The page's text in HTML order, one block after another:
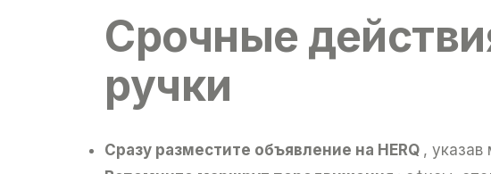
Срочные
ручки
Cразу разместите объявление на HERQ , указав